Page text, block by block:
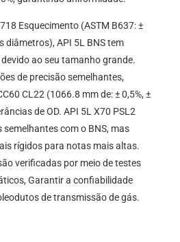
Esquecimento (ASTM B637: ±
diâmetros), API 5L BNS tem
ao seu tamanho grande.
de precisão semelhantes,
CL22 (1066.8 mm de: ± 0,5%, ±
de OD. API 5L X70 PSL2
com o BNS, mas
rígidos para notas mais altas.
verificadas por meio de testes
Garantir a confiabilidade
de transmissão de gás.